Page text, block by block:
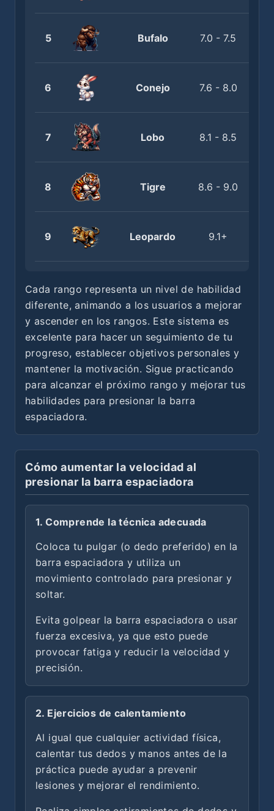
5 Bufalo 7.0 - 7.5
6 Conejo 7.6 - 8.0
7 Lobo 8.1 - 8.5
8 Tigre 8.6 - 9.0
9 Leopardo 9.1+
Cada rango representa un nivel de habilidad
diferente, animando a los usuarios a mejorar
y ascender en los rangos. Este sistema es
excelente para hacer un seguimiento de tu
progreso, establecer objetivos personales y
mantener la motivación. Sigue practicando
para alcanzar el próximo rango y mejorar tus
habilidades para presionar la barra
espaciadora.
Cómo aumentar la velocidad al
presionar la barra espaciadora
1. Comprende la técnica adecuada
Coloca tu pulgar (o dedo preferido) en la
barra espaciadora y utiliza un
movimiento controlado para presionar y
soltar.
Evita golpear la barra espaciadora o usar
fuerza excesiva, ya que esto puede
provocar fatiga y reducir la velocidad y
precisión.
2. Ejercicios de calentamiento
Al igual que cualquier actividad física,
calentar tus dedos y manos antes de la
práctica puede ayudar a prevenir
lesiones y mejorar el rendimiento.